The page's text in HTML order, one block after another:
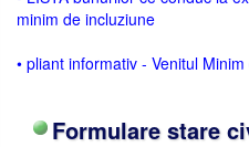
minim de incluziune
• pliant informativ - Venitul
Formulare stare